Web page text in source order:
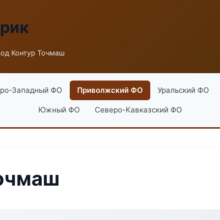
Контур Точмаш
Западный ФО Приволжский ФО Уральский ФО
Южный ФО Северо-Кавказский ФО